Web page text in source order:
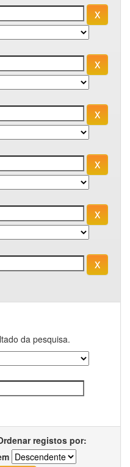
da pesquisa.
registos por: